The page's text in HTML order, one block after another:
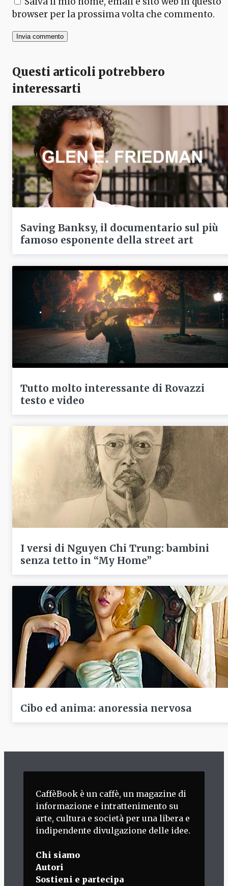
browser per la prossima volta che commento.
Questi articoli potrebbero
interessarti
Saving Banksy, il documentario sul più
famoso esponente della street art
Tutto molto interessante di Rovazzi
testo e video
I versi di Nguyen Chi Trung: bambini
senza tetto in “My Home”
Cibo ed anima: anoressia nervosa
CaffèBook è un caffè, un magazine di
informazione e intrattenimento su
arte, cultura e società per una libera e
indipendente divulgazione delle idee.
Chi siamo
Autori
Sostieni e partecipa